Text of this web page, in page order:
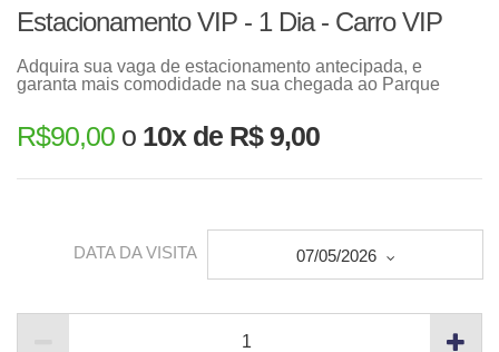
Estacionamento VIP - 1 Dia - Carro VIP
Adquira sua vaga de estacionamento antecipada, e
garanta mais comodidade na sua chegada ao Parque
R$90,00 o 10x de R$ 9,00
DATA DA VISITA 07/05/2026